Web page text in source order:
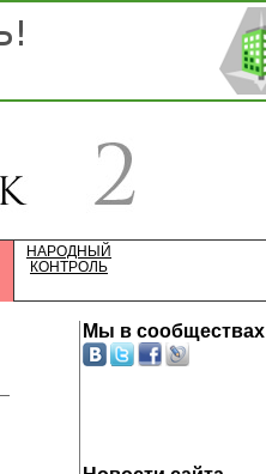
НАРОДНЫЙ
КОНТРОЛЬ
Мы в сообществах